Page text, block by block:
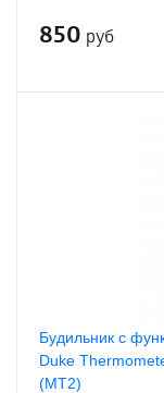
850 руб
Будильник с
Duke
(MT2)